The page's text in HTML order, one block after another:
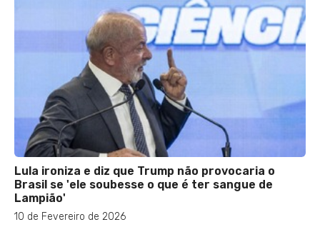
Lula ironiza e diz que Trump não provocaria o
Brasil se 'ele soubesse o que é ter sangue de
Lampião'
10 de Fevereiro de 2026